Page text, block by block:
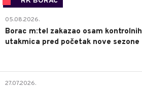
05.08.2026.
Borac m:tel zakazao osam kontrolnih
utakmica pred početak nove sezone
27.07.2026.